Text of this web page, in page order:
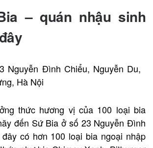
– quán nhậu sinh
Nguyễn Đình Chiểu, Nguyễn Du,
Hà Nội
thức hương vị của 100 loại bia
đến Sứ Bia ở số 23 Nguyễn Đình
có hơn 100 loại bia ngoại nhập